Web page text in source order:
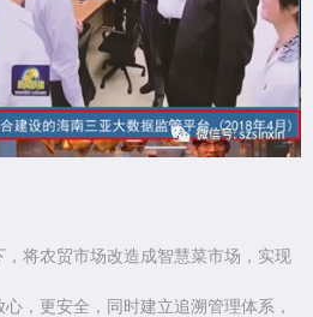
将农贸市场改造成智慧菜市场，实现
，更安全，同时建立追溯管理体系，